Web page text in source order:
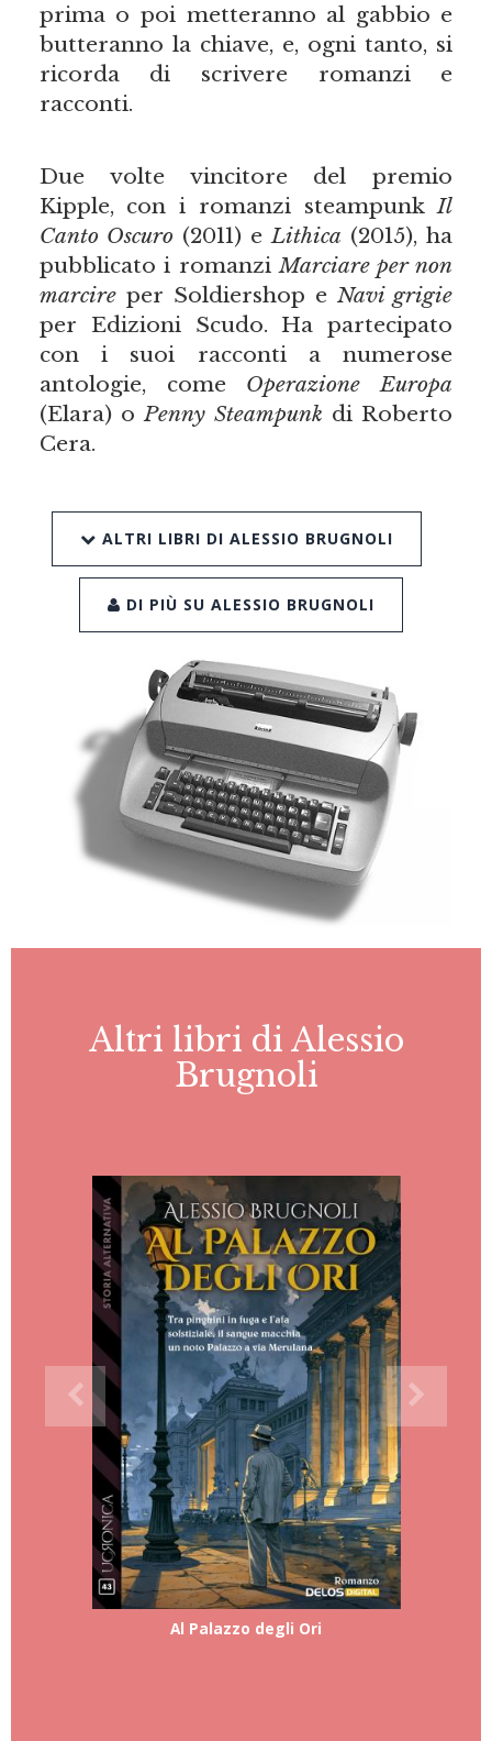
prima o poi metteranno al gabbio e
butteranno la chiave, e, ogni tanto, si
ricorda di scrivere romanzi e
racconti.
Due volte vincitore del premio
Kipple, con i romanzi steampunkIl
Canto Oscuro(2011) eLithica (2015), ha
pubblicato i romanziMarciare per non
marcireper Soldiershop eNavi grigie
per Edizioni Scudo. Ha partecipato
con i suoi racconti a numerose
antologie, come Operazione Europa
(Elara) oPenny Steampunk di Roberto
Cera.
ALTRI LIBRI DI ALESSIO BRUGNOLI
DI PIÙ SU ALESSIO BRUGNOLI
Altri libri di Alessio
Brugnoli
Al Palazzo degli Ori